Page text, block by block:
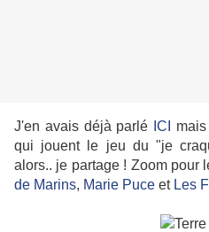
J'en avais déjà parlé ICI
qui jouent le jeu du "je
alors.. je partage ! Zoom pour
de Marins, Marie Puce et Les